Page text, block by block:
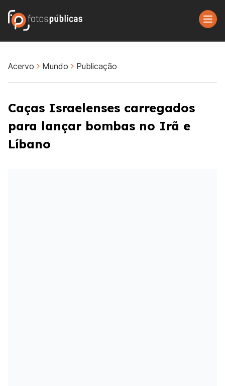
Acervo Mundo Publicação
Caças Israelenses carregados
para lançar bombas no Irã e
Líbano